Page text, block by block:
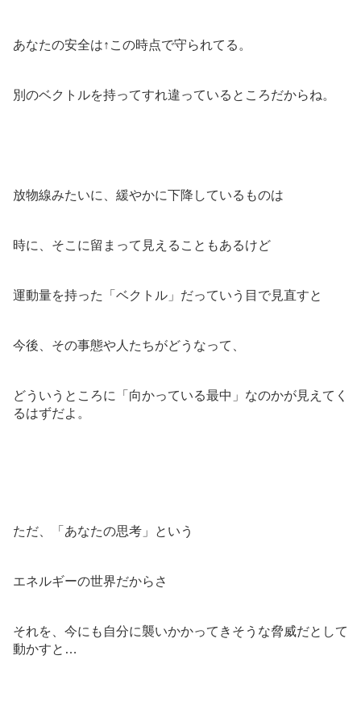
あなたの安全は↑この時点で守られてる。
別のベクトルを持ってすれ違っているところだからね。
放物線みたいに、緩やかに下降しているものは
時に、そこに留まって見えることもあるけど
運動量を持った「ベクトル」だっていう目で見直すと
今後、その事態や人たちがどうなって、
どういうところに「向かっている最中」なのかが見えてく
るはずだよ。
ただ、「あなたの思考」という
エネルギーの世界だからさ
それを、今にも自分に襲いかかってきそうな脅威だとして
動かすと…